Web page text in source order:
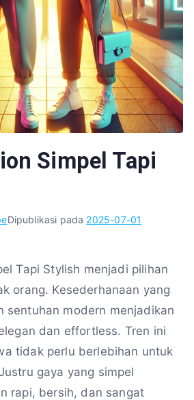
Simpel Tapi
Dipublikasi pada 2025-07-01
Tapi Stylish menjadi pilihan
orang. Kesederhanaan yang
sentuhan modern menjadikan
dan effortless. Tren ini
tidak perlu berlebihan untuk
gaya yang simpel
rapi, bersih, dan sangat